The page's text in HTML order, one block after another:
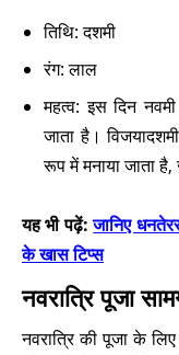
तिथि: दशमी
रंग: लाल
महत्व: इस दिन
जाता है।
रूप में मनाया जाता
यह भी पढ़ें:जानिए
के खास टिप्स
नवरात्रि पूजा
नवरात्रि की पूजा के